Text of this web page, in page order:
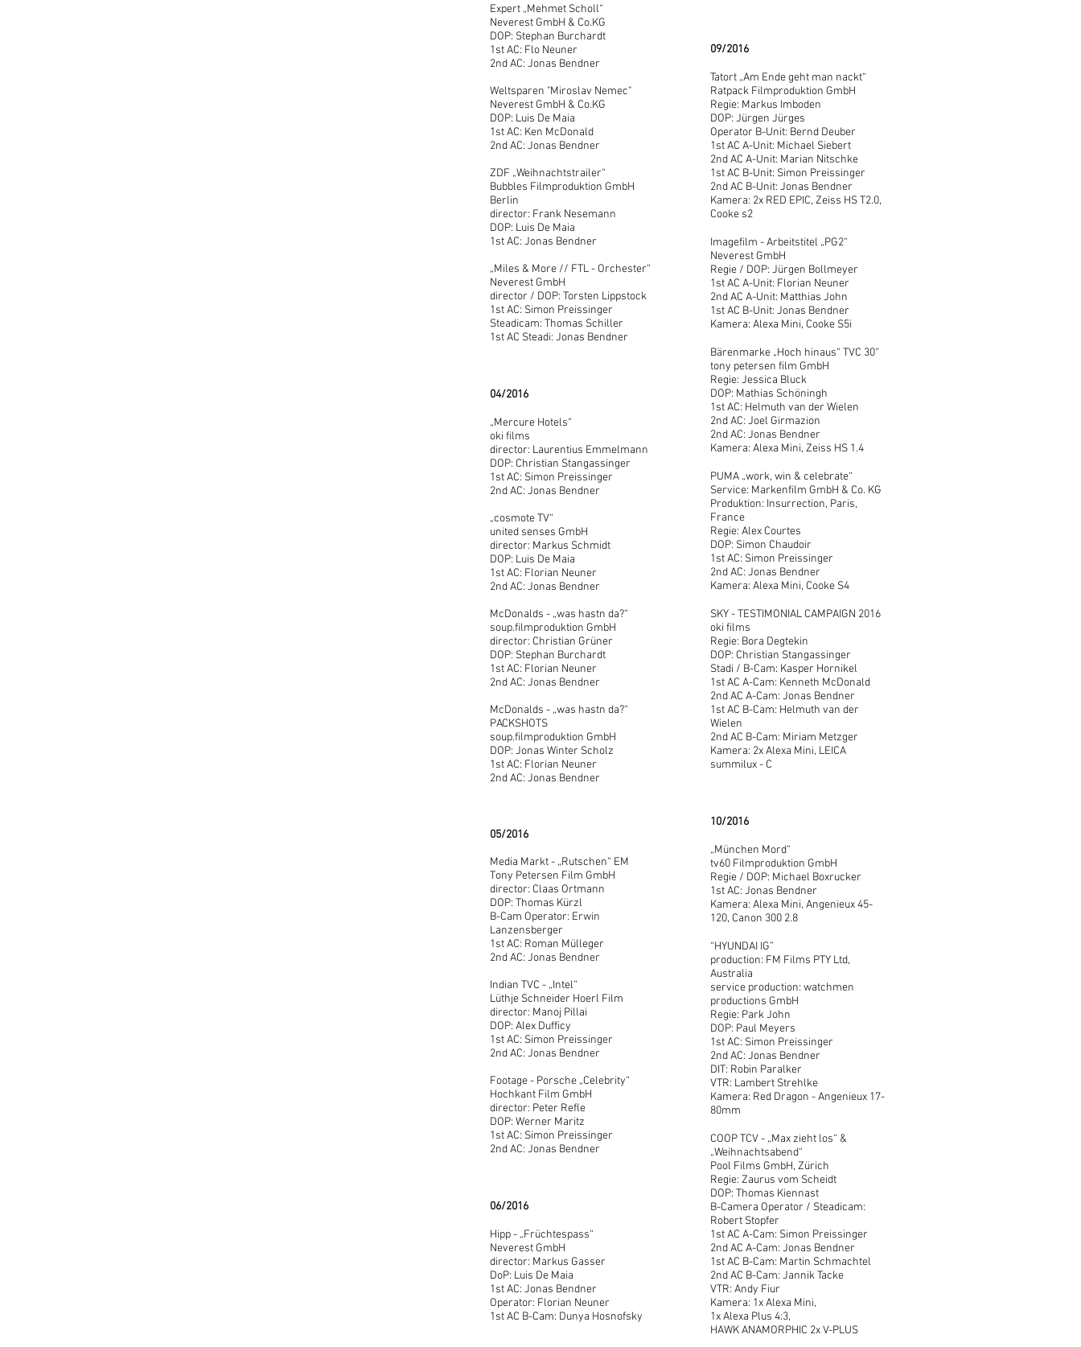
Expert „Mehmet Scholl“
Neverest GmbH & Co.KG
DOP: Stephan Burchardt
1st AC: Flo Neuner
2nd AC: Jonas Bendner
Weltsparen "Miroslav Nemec"
Neverest GmbH & Co.KG
DOP: Luis De Maia
1st AC: Ken McDonald
2nd AC: Jonas Bendner
ZDF „Weihnachtstrailer“
Bubbles Filmproduktion GmbH
Berlin
director: Frank Nesemann
DOP: Luis De Maia
1st AC: Jonas Bendner
„Miles & More // FTL - Orchester“
Neverest GmbH
director / DOP: Torsten Lippstock
1st AC: Simon Preissinger
Steadicam: Thomas Schiller
1st AC Steadi: Jonas Bendner
04/2016
„Mercure Hotels“
oki films
director: Laurentius Emmelmann
DOP: Christian Stangassinger
1st AC: Simon Preissinger
2nd AC: Jonas Bendner
„cosmote TV“
united senses GmbH
director: Markus Schmidt
DOP: Luis De Maia
1st AC: Florian Neuner
2nd AC: Jonas Bendner
McDonalds - „was hastn da?“
soup.filmproduktion GmbH
director: Christian Grüner
DOP: Stephan Burchardt
1st AC: Florian Neuner
2nd AC: Jonas Bendner
McDonalds - „was hastn da?“
PACKSHOTS
soup.filmproduktion GmbH
DOP: Jonas Winter Scholz
1st AC: Florian Neuner
2nd AC: Jonas Bendner
05/2016
Media Markt - „Rutschen“ EM
Tony Petersen Film GmbH
director: Claas Ortmann
DOP: Thomas Kürzl
B-Cam Operator: Erwin
Lanzensberger
1st AC: Roman Mülleger
2nd AC: Jonas Bendner
Indian TVC - „Intel“
Lüthje Schneider Hoerl Film
director: Manoj Pillai
DOP: Alex Dufficy
1st AC: Simon Preissinger
2nd AC: Jonas Bendner
Footage - Porsche „Celebrity“
Hochkant Film GmbH
director: Peter Refle
DOP: Werner Maritz
1st AC: Simon Preissinger
2nd AC: Jonas Bendner
06/2016
Hipp - „Früchtespass“
Neverest GmbH
director: Markus Gasser
DoP: Luis De Maia
1st AC: Jonas Bendner
Operator: Florian Neuner
1st AC B-Cam: Dunya Hosnofsky
09/2016
Tatort „Am Ende geht man nackt“
Ratpack Filmproduktion GmbH
Regie: Markus Imboden
DOP: Jürgen Jürges
Operator B-Unit: Bernd Deuber
1st AC A-Unit: Michael Siebert
2nd AC A-Unit: Marian Nitschke
1st AC B-Unit: Simon Preissinger
2nd AC B-Unit: Jonas Bendner
Kamera: 2x RED EPIC, Zeiss HS T2.0,
Cooke s2
Imagefilm - Arbeitstitel „PG2“
Neverest GmbH
Regie / DOP: Jürgen Bollmeyer
1st AC A-Unit: Florian Neuner
2nd AC A-Unit: Matthias John
1st AC B-Unit: Jonas Bendner
Kamera: Alexa Mini, Cooke S5i
Bärenmarke „Hoch hinaus“ TVC 30“
tony petersen film GmbH
Regie: Jessica Bluck
DOP: Mathias Schöningh
1st AC: Helmuth van der Wielen
2nd AC: Joel Girmazion
2nd AC: Jonas Bendner
Kamera: Alexa Mini, Zeiss HS 1.4
PUMA „work, win & celebrate“
Service: Markenfilm GmbH & Co. KG
Produktion: Insurrection, Paris,
France
Regie: Alex Courtes
DOP: Simon Chaudoir
1st AC: Simon Preissinger
2nd AC: Jonas Bendner
Kamera: Alexa Mini, Cooke S4
SKY - TESTIMONIAL CAMPAIGN 2016
oki films
Regie: Bora Degtekin
DOP: Christian Stangassinger
Stadi / B-Cam: Kasper Hornikel
1st AC A-Cam: Kenneth McDonald
2nd AC A-Cam: Jonas Bendner
1st AC B-Cam: Helmuth van der
Wielen
2nd AC B-Cam: Miriam Metzger
Kamera: 2x Alexa Mini, LEICA
summilux - C
10/2016
„München Mord“
tv60 Filmproduktion GmbH
Regie / DOP: Michael Boxrucker
1st AC: Jonas Bendner
Kamera: Alexa Mini, Angenieux 45-
120, Canon 300 2.8
“HYUNDAI IG”
production: FM Films PTY Ltd,
Australia
service production: watchmen
productions GmbH
Regie: Park John
DOP: Paul Meyers
1st AC: Simon Preissinger
2nd AC: Jonas Bendner
DIT: Robin Paralker
VTR: Lambert Strehlke
Kamera: Red Dragon - Angenieux 17-
80mm
COOP TCV - „Max zieht los“ &
„Weihnachtsabend“
Pool Films GmbH, Zürich
Regie: Zaurus vom Scheidt
DOP: Thomas Kiennast
B-Camera Operator / Steadicam:
Robert Stopfer
1st AC A-Cam: Simon Preissinger
2nd AC A-Cam: Jonas Bendner
1st AC B-Cam: Martin Schmachtel
2nd AC B-Cam: Jannik Tacke
VTR: Andy Fiur
Kamera: 1x Alexa Mini,
1x Alexa Plus 4:3,
HAWK ANAMORPHIC 2x V-PLUS